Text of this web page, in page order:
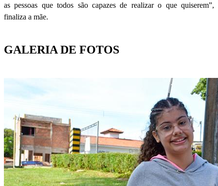
as pessoas que todos são capazes de realizar o que quiserem”,
finaliza a mãe.
GALERIA DE FOTOS